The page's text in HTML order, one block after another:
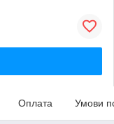
Оплата Умови